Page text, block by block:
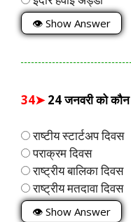
👁 Show Answer
34➤24 जनवरी को कौन
राष्टीय स्टार्टअप दिवस
पराक्रम दिवस
राष्ट्रीय बालिका दिवस
राष्ट्रीय मतदावा दिवस
👁 Show Answer